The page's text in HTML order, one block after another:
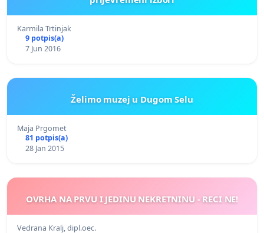
Karmila Trtinjak
9 potpis(a)
7 Jun 2016
Želimo muzej u Dugom Selu
Maja Prgomet
81 potpis(a)
28 Jan 2015
OVRHA NA PRVU I JEDINU NEKRETNINU - RECI NE!
Vedrana Kralj, dipl.oec.